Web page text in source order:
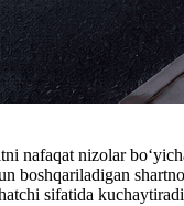
nafaqat nizolar
boshqariladigan
sifatida